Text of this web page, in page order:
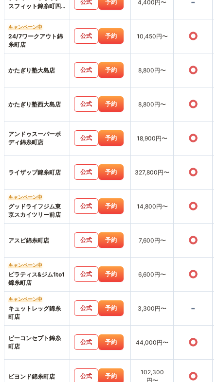
スフィット錦糸町四
公式 予約 4,400円〜
キャンペーン中
24/7ワークアウト錦
糸町店
公式 予約 10,450円〜 ○
かたぎり塾大島店 公式 予約 8,800円〜 ○
かたぎり塾西大島店 公式 予約 8,800円〜 ○
アンドゥスーパーボ
ディ錦糸町店
公式 予約 18,900円〜 ○
ライザップ錦糸町店 公式 予約 327,800円〜 ○
キャンペーン中
グッドライフジム東
京スカイツリー前店
公式 予約 14,800円〜 ○
アスピ錦糸町店 公式 予約 7,600円〜 ○
キャンペーン中
ピラティス&ジム1to1
錦糸町店
公式 予約 6,600円〜 ○
キャンペーン中
キュットレッグ錦糸
町店
公式 予約 3,300円〜 -
ビーコンセプト錦糸
町店
公式 予約 44,000円〜 ○
ビヨンド錦糸町店 公式 予約
102,300
円〜
○